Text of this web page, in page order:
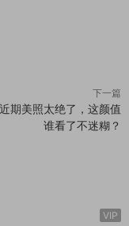
下一篇
期美照太绝了，这颜值
谁看了不迷糊？
VIP